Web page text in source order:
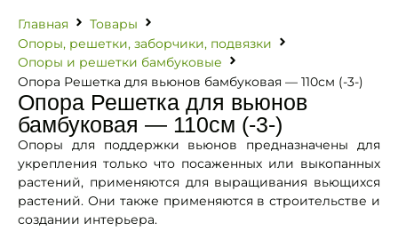
Главная
Товары
Опоры, решетки, заборчики, подвязки
Опоры и решетки бамбуковые
Опора Решетка для вьюнов бамбуковая — 110см (-3-)
Опора Решетка для вьюнов
бамбуковая — 110см (-3-)
Опоры для поддержки вьюнов предназначены для
укрепления только что посаженных или выкопанных
растений, применяются для выращивания вьющихся
растений. Они также применяются в строительстве и
создании интерьера.